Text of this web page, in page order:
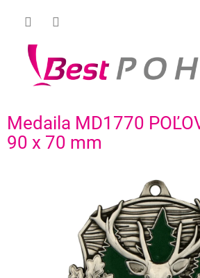
Medaila MD1770
90 x 70 mm